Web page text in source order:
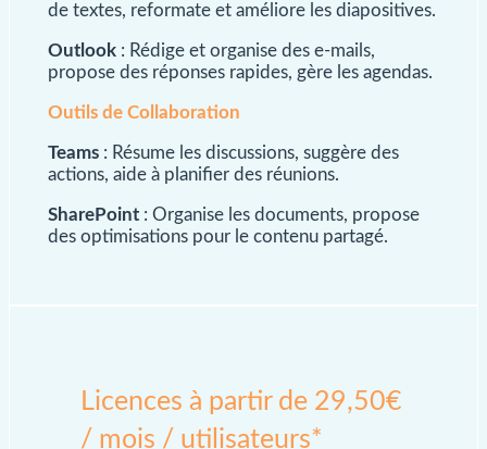
de textes, reformate et améliore les diapositives.
Outlook: Rédige et organise des e-mails,
propose des réponses rapides, gère les agendas.
Outils de Collaboration
Teams: Résume les discussions, suggère des
actions, aide à planifier des réunions.
SharePoint: Organise les documents, propose
des optimisations pour le contenu partagé.
Licences à partir de 29,50€
/ mois / utilisateurs*